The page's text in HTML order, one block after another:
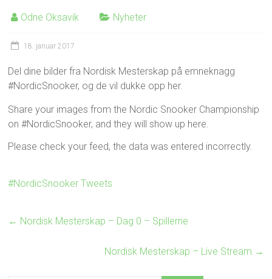
Odne Oksavik Nyheter
18. januar 2017
Del dine bilder fra Nordisk Mesterskap på emneknagg
#NordicSnooker, og de vil dukke opp her.
Share your images from the Nordic Snooker Championship
on #NordicSnooker, and they will show up here.
Please check your feed, the data was entered incorrectly.
#NordicSnooker Tweets
← Nordisk Mesterskap – Dag 0 – Spillerne
Nordisk Mesterskap – Live Stream →